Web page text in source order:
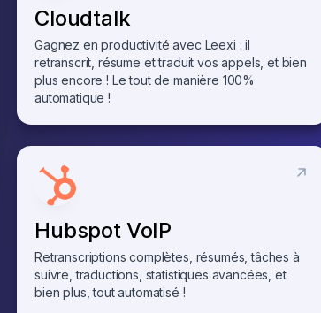
Cloudtalk
Gagnez en productivité avec Leexi : il
retranscrit, résume et traduit vos appels, et bien
plus encore ! Le tout de manière 100%
automatique !
Hubspot VoIP
Retranscriptions complètes, résumés, tâches à
suivre, traductions, statistiques avancées, et
bien plus, tout automatisé !